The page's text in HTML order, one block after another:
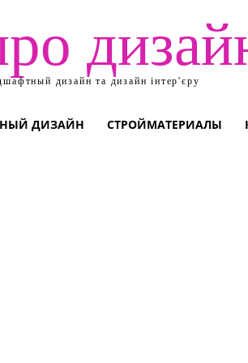
дизайн та дизайн інтер'єру
ДИЗАЙН СТРОЙМАТЕРИАЛЫ